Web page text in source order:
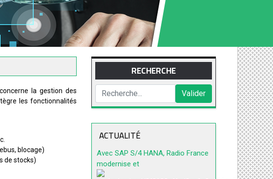
la gestion des
les fonctionnalités
blocage)
de stocks)
RECHERCHE
Valider
ACTUALITÉ
Avec SAP S/4 HANA, Radio France
modernise et